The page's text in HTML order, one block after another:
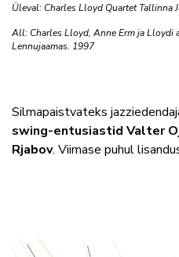
Üleval: Charles Lloyd Quartet Tallinna
All: Charles Lloyd, Anne Erm ja Lloydi
Lennujaamas. 1997
Silmapaistvateks
swing-entusiastid Valter
Rjabov. Viimase puhul